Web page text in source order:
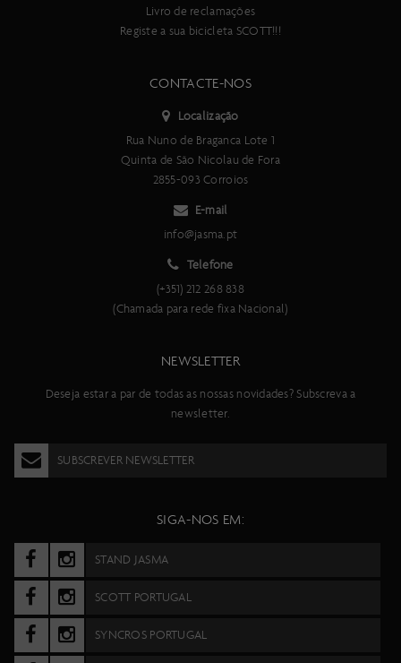
Livro de reclamações
Registe a sua bicicleta SCOTT!!!
CONTACTE-NOS
Localização
Rua Nuno de Braganca Lote 1
Quinta de São Nicolau de Fora
2855-093 Corroios
E-mail
info@jasma.pt
Telefone
(+351) 212 268 838
(Chamada para rede fixa Nacional)
NEWSLETTER
Deseja estar a par de todas as nossas novidades? Subscreva a
newsletter.
SUBSCREVER NEWSLETTER
SIGA-NOS EM:
STAND JASMA
SCOTT PORTUGAL
SYNCROS PORTUGAL